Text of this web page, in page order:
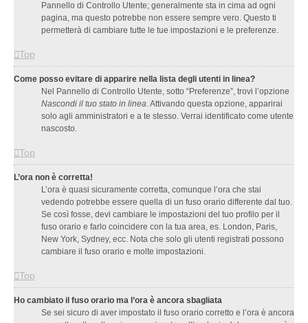
Pannello di Controllo Utente; generalmente sta in cima ad ogni
pagina, ma questo potrebbe non essere sempre vero. Questo ti
permetterà di cambiare tutte le tue impostazioni e le preferenze.
Top
Come posso evitare di apparire nella lista degli utenti in linea?
Nel Pannello di Controllo Utente, sotto “Preferenze”, trovi l’opzione
Nascondi il tuo stato in linea. Attivando questa opzione, apparirai
solo agli amministratori e a te stesso. Verrai identificato come utente
nascosto.
Top
L’ora non è corretta!
L’ora è quasi sicuramente corretta, comunque l’ora che stai
vedendo potrebbe essere quella di un fuso orario differente dal tuo.
Se così fosse, devi cambiare le impostazioni del tuo profilo per il
fuso orario e farlo coincidere con la tua area, es. London, Paris,
New York, Sydney, ecc. Nota che solo gli utenti registrati possono
cambiare il fuso orario e molte impostazioni.
Top
Ho cambiato il fuso orario ma l’ora è ancora sbagliata
Se sei sicuro di aver impostato il fuso orario corretto e l’ora è ancora